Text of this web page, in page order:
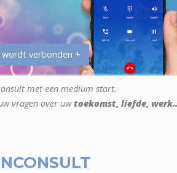
wordt verbonden +
met een medium start.
vragen over uwtoekomst, liefde,